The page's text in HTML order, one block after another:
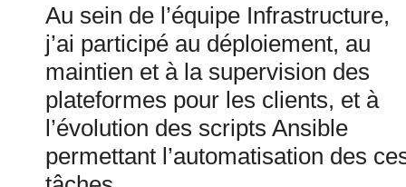
Au sein de l’équipe Infrastructure,
j’ai participé au déploiement, au
maintien et à la supervision des
plateformes pour les clients, et à
l’évolution des scripts Ansible
permettant l’automatisation des